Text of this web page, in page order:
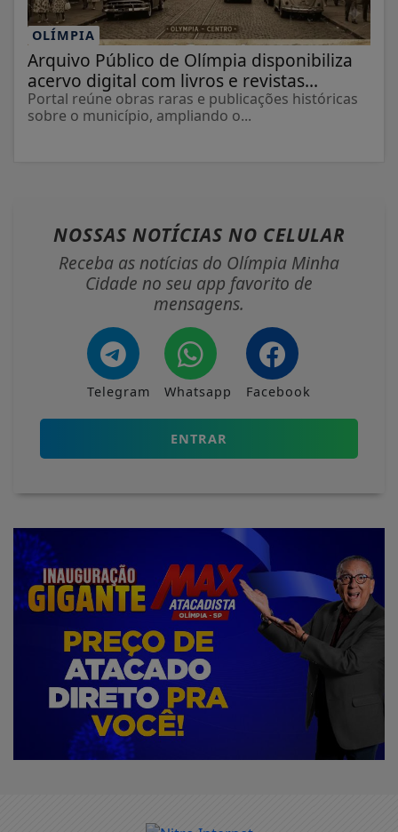
OLÍMPIA
Arquivo Público de Olímpia disponibiliza
acervo digital com livros e revistas...
Portal reúne obras raras e publicações históricas
sobre o município, ampliando o...
NOSSAS NOTÍCIAS NO CELULAR
Receba as notícias do Olímpia Minha
Cidade no seu app favorito de
mensagens.
Telegram Whatsapp Facebook
ENTRAR